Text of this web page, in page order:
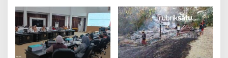
Kasus Tambang Ilegal
Tanawali dan PT
Tadisangka, Siap Kuasai
Lahan Puuwatu